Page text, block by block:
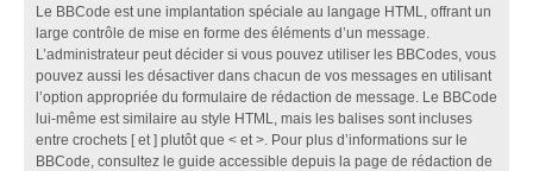
Le BBCode est une implantation spéciale au langage HTML, offrant un
large contrôle de mise en forme des éléments d’un message.
L’administrateur peut décider si vous pouvez utiliser les BBCodes, vous
pouvez aussi les désactiver dans chacun de vos messages en utilisant
l’option appropriée du formulaire de rédaction de message. Le BBCode
lui-même est similaire au style HTML, mais les balises sont incluses
entre crochets [ et ] plutôt que < et >. Pour plus d’informations sur le
BBCode, consultez le guide accessible depuis la page de rédaction de